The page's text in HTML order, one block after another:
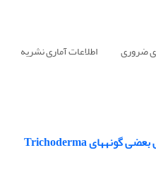
ضروری اطلاعات آماری نشریه